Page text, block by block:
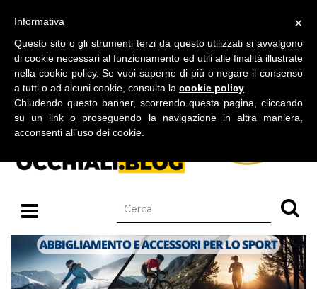
BLOG SU OCCHIALI DA SOLE E OCCHIALI DA VISTA
×
Informativa
Questo sito o gli strumenti terzi da questo utilizzati si avvalgono
di cookie necessari al funzionamento ed utili alle finalità illustrate
nella cookie policy. Se vuoi saperne di più o negare il consenso
a tutti o ad alcuni cookie, consulta la cookie policy
Chiudendo questo banner, scorrendo questa pagina, cliccando
su un link o proseguendo la navigazione in altra maniera,
acconsenti all’uso dei cookie.